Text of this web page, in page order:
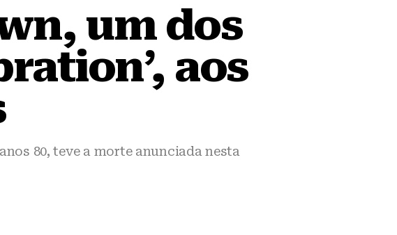
um dos
aos
80, teve a morte anunciada nesta